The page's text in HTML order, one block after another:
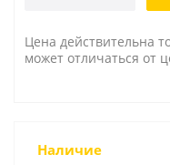
Цена действительна
может отличаться от
Наличие